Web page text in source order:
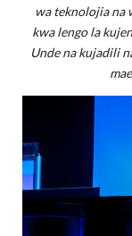
wa teknolojia na
kwa lengo la
Unde na kujadili